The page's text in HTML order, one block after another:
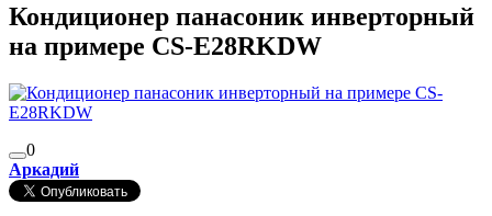
Кондиционер панасоник инверторный
на примере CS-E28RKDW
0
Аркадий